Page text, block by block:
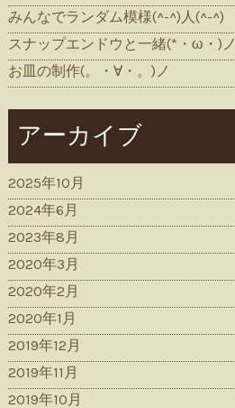
みんなでランダム模様(^-^)人(^-^)
スナップエンドウと一緒(*・ω・)ノ
お皿の制作(。・∀・。)ノ
アーカイブ
2025年10月
2024年6月
2023年8月
2020年3月
2020年2月
2020年1月
2019年12月
2019年11月
2019年10月